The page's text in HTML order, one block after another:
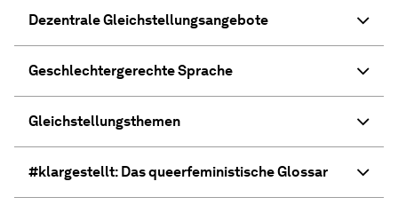
Dezentrale Gleichstellungsangebote
Geschlechtergerechte Sprache
Gleichstellungsthemen
#klargestellt: Das queerfeministische Glossar